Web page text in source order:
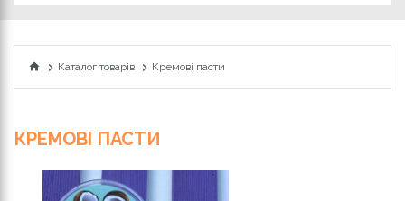
Каталог товарiв Кремові пасти
КРЕМОВІ ПАСТИ